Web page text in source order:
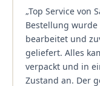
„Top Service von
Bestellung wurde
bearbeitet und
geliefert. Alles
verpackt und in
Zustand an. Der